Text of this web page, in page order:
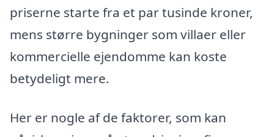
priserne starte fra et par tusinde kroner,
mens større bygninger som villaer eller
kommercielle ejendomme kan koste
betydeligt mere.
Her er nogle af de faktorer, som kan